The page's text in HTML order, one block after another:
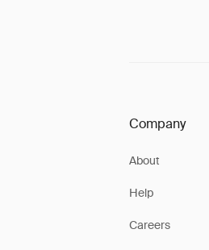
Company
About
Help
Careers